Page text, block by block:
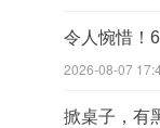
令人惋惜！
2026-08-07
掀桌子，有